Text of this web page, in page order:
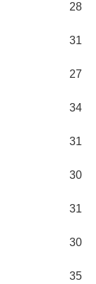
28
31
27
34
31
30
31
30
35